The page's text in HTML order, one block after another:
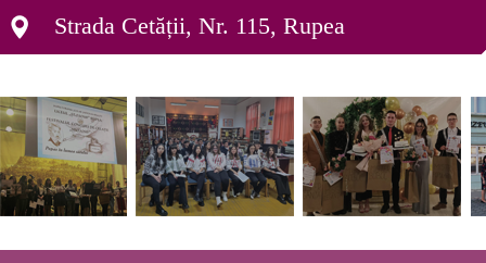
Strada Cetății, Nr. 115, Rupea